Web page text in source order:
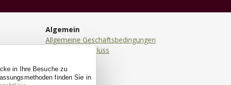
Algemein
Allgemeine Geschäftsbedingungen
Haftungsausschluss
Cookies
in Ihre Besuche zu
finden Sie in